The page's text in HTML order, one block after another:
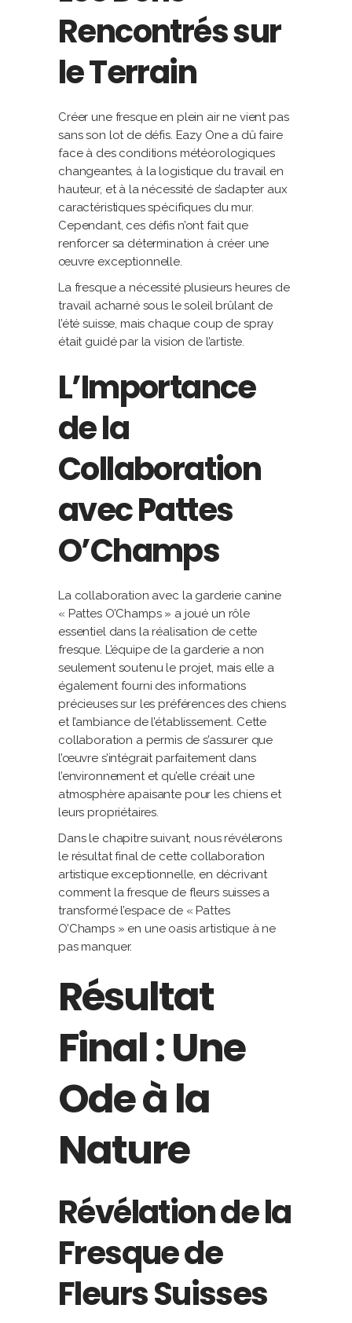
Rencontrés sur
le Terrain
Créer une fresque en plein air ne vient pas
sans son lot de défis. Eazy One a dû faire
face à des conditions météorologiques
changeantes, à la logistique du travail en
hauteur, et à la nécessité de s’adapter aux
caractéristiques spécifiques du mur.
Cependant, ces défis n’ont fait que
renforcer sa détermination à créer une
œuvre exceptionnelle.
La fresque a nécessité plusieurs heures de
travail acharné sous le soleil brûlant de
l’été suisse, mais chaque coup de spray
était guidé par la vision de l’artiste.
L’Importance
de la
Collaboration
avec Pattes
O’Champs
La collaboration avec la garderie canine
« Pattes O’Champs » a joué un rôle
essentiel dans la réalisation de cette
fresque. L’équipe de la garderie a non
seulement soutenu le projet, mais elle a
également fourni des informations
précieuses sur les préférences des chiens
et l’ambiance de l’établissement. Cette
collaboration a permis de s’assurer que
l’œuvre s’intégrait parfaitement dans
l’environnement et qu’elle créait une
atmosphère apaisante pour les chiens et
leurs propriétaires.
Dans le chapitre suivant, nous révélerons
le résultat final de cette collaboration
artistique exceptionnelle, en décrivant
comment la fresque de fleurs suisses a
transformé l’espace de « Pattes
O’Champs » en une oasis artistique à ne
pas manquer.
Résultat
Final : Une
Ode à la
Nature
Révélation de la
Fresque de
Fleurs Suisses